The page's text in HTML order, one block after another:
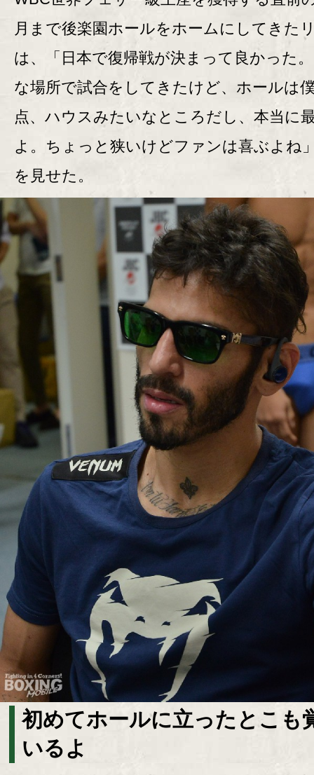
月まで後楽園ホールをホームにしてきた
は、「日本で復帰戦が決まって良かった
な場所で試合をしてきたけど、ホールは
点、ハウスみたいなところだし、本当に
よ。ちょっと狭いけどファンは喜ぶよね
を見せた。
初めてホールに立ったとこも
いるよ